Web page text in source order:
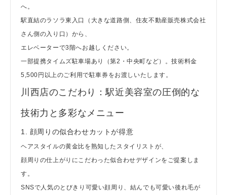
へ。
駅直結のラソラ東入口（大きな道路側、住友不動産販売株式会社
さん側の入り口）から、
エレベーターで3階へお越しください。
一部提携タイムズ駐車場あり（第2・中央町など）。技術料金
5,500円以上のご利用で駐車券をお渡しいたします。
川西店のこだわり：駅近美容室の圧倒的な
技術力と多彩なメニュー
1. 顔周りの似合わせカットが得意
ヘアスタイルの黄金比を熟知したスタイリストが、
顔周りの仕上がりにこだわった似合わせデザインをご提案しま
す。
SNSで人気のとびきり可愛い顔周り、結んでも可愛い後れ毛が